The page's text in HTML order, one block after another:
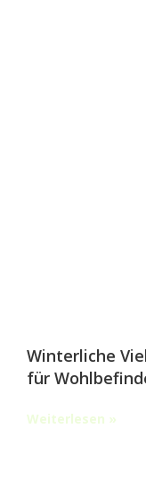
Winterliche
für
Weiterlesen »